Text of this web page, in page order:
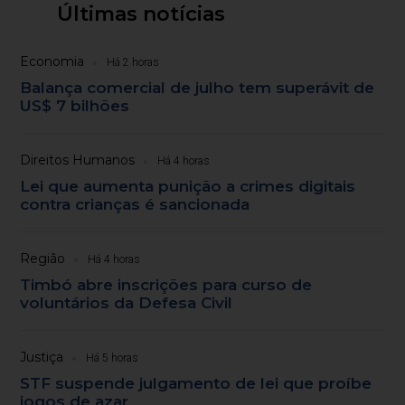
Últimas notícias
Economia Há 2 horas
Balança comercial de julho tem superávit de
US$ 7 bilhões
Direitos Humanos Há 4 horas
Lei que aumenta punição a crimes digitais
contra crianças é sancionada
Região Há 4 horas
Timbó abre inscrições para curso de
voluntários da Defesa Civil
Justiça Há 5 horas
STF suspende julgamento de lei que proíbe